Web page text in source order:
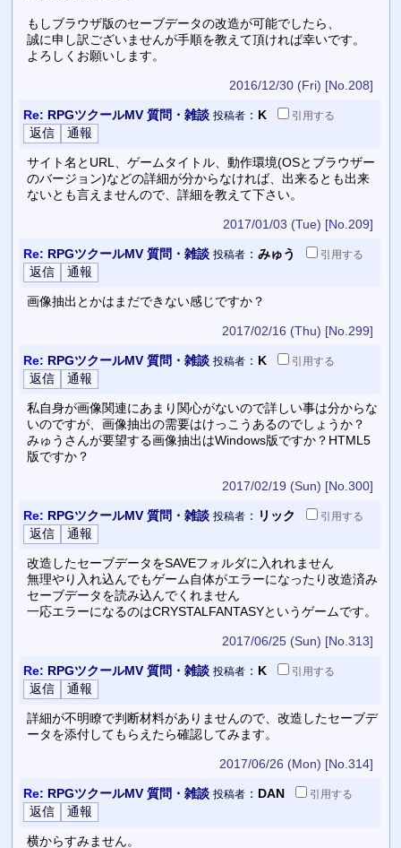
もしブラウザ版のセーブデータの改造が可能でしたら、
誠に申し訳ございませんが手順を教えて頂ければ幸いです。
よろしくお願いします。
2016/12/30 (Fri) [No.208]
Re: RPGツクールMV 質問・雑談 投稿者： K 引用する
サイト名とURL、ゲームタイトル、動作環境(OSとブラウザー
のバージョン)などの詳細が分からなければ、出来るとも出来
ないとも言えませんので、詳細を教えて下さい。
2017/01/03 (Tue) [No.209]
Re: RPGツクールMV 質問・雑談 投稿者： みゅう 引用する
画像抽出とかはまだできない感じですか？
2017/02/16 (Thu) [No.299]
Re: RPGツクールMV 質問・雑談 投稿者： K 引用する
私自身が画像関連にあまり関心がないので詳しい事は分からな
いのですが、画像抽出の需要はけっこうあるのでしょうか？
みゅうさんが要望する画像抽出はWindows版ですか？HTML5
版ですか？
2017/02/19 (Sun) [No.300]
Re: RPGツクールMV 質問・雑談 投稿者： リック 引用する
改造したセーブデータをSAVEフォルダに入れれません
無理やり入れ込んでもゲーム自体がエラーになったり改造済み
セーブデータを読み込んでくれません
一応エラーになるのはCRYSTALFANTASYというゲームです。
2017/06/25 (Sun) [No.313]
Re: RPGツクールMV 質問・雑談 投稿者： K 引用する
詳細が不明瞭で判断材料がありませんので、改造したセーブデ
ータを添付してもらえたら確認してみます。
2017/06/26 (Mon) [No.314]
Re: RPGツクールMV 質問・雑談 投稿者： DAN 引用する
横からすみません。